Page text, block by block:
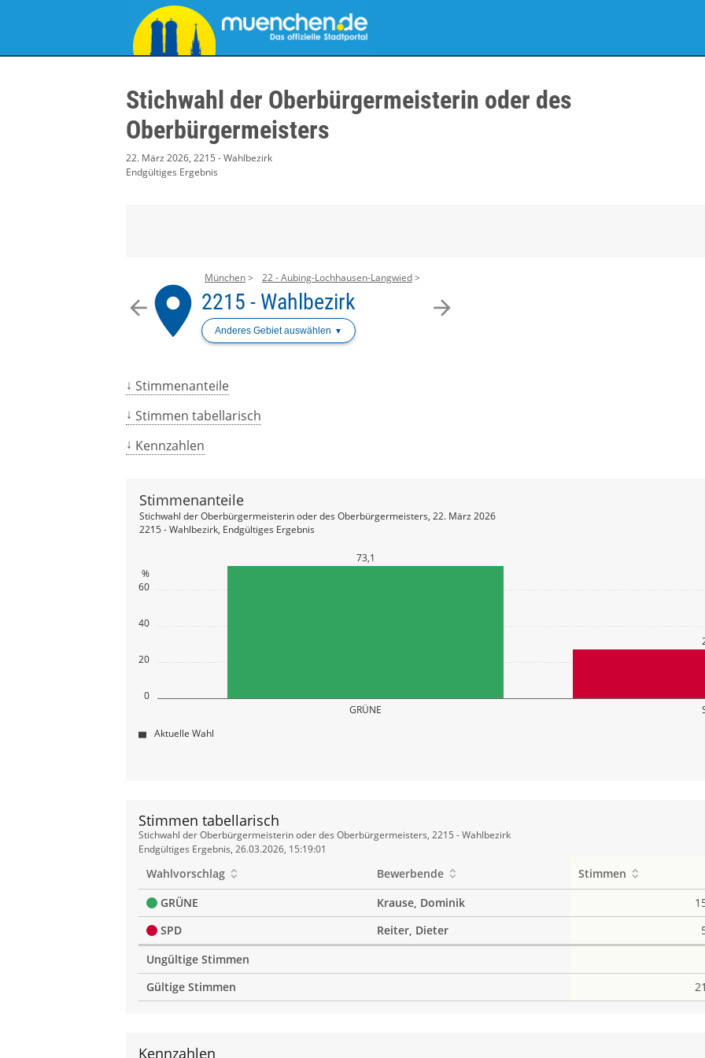
Stichwahl der Oberbürgermeisterin oder des
Oberbürgermeisters
22. März 2026, 2215 - Wahlbezirk
Endgültiges Ergebnis
arrow_back arrow_forward
place
München 22 - Aubing-Lochhausen-Langwied
2215 - Wahlbezirk
Anderes Gebiet auswählen
Stimmenanteile
Stimmen tabellarisch
Kennzahlen
0
20
40
60
%
GRÜNE
73,1
Stimmenanteile
Stichwahl der Oberbürgermeisterin oder des Oberbürgermeisters, 22. März 2026
2215 - Wahlbezirk, Endgültiges Ergebnis
Aktuelle Wahl
Stimmen tabellarisch
Stimmen
tabellarisch
Stichwahl der Oberbürgermeisterin oder des Oberbürgermeisters, 2215 - Wahlbezirk
Endgültiges Ergebnis, 26.03.2026, 15:19:01
Wahlvorschlag Bewerbende Stimmen
GRÜNE
Krause, Dominik
SPD
Reiter, Dieter
Ungültige Stimmen
Gültige Stimmen
Kennzahlen